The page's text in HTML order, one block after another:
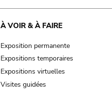
À VOIR & À FAIRE
Exposition permanente
Expositions temporaires
Expositions virtuelles
Visites guidées